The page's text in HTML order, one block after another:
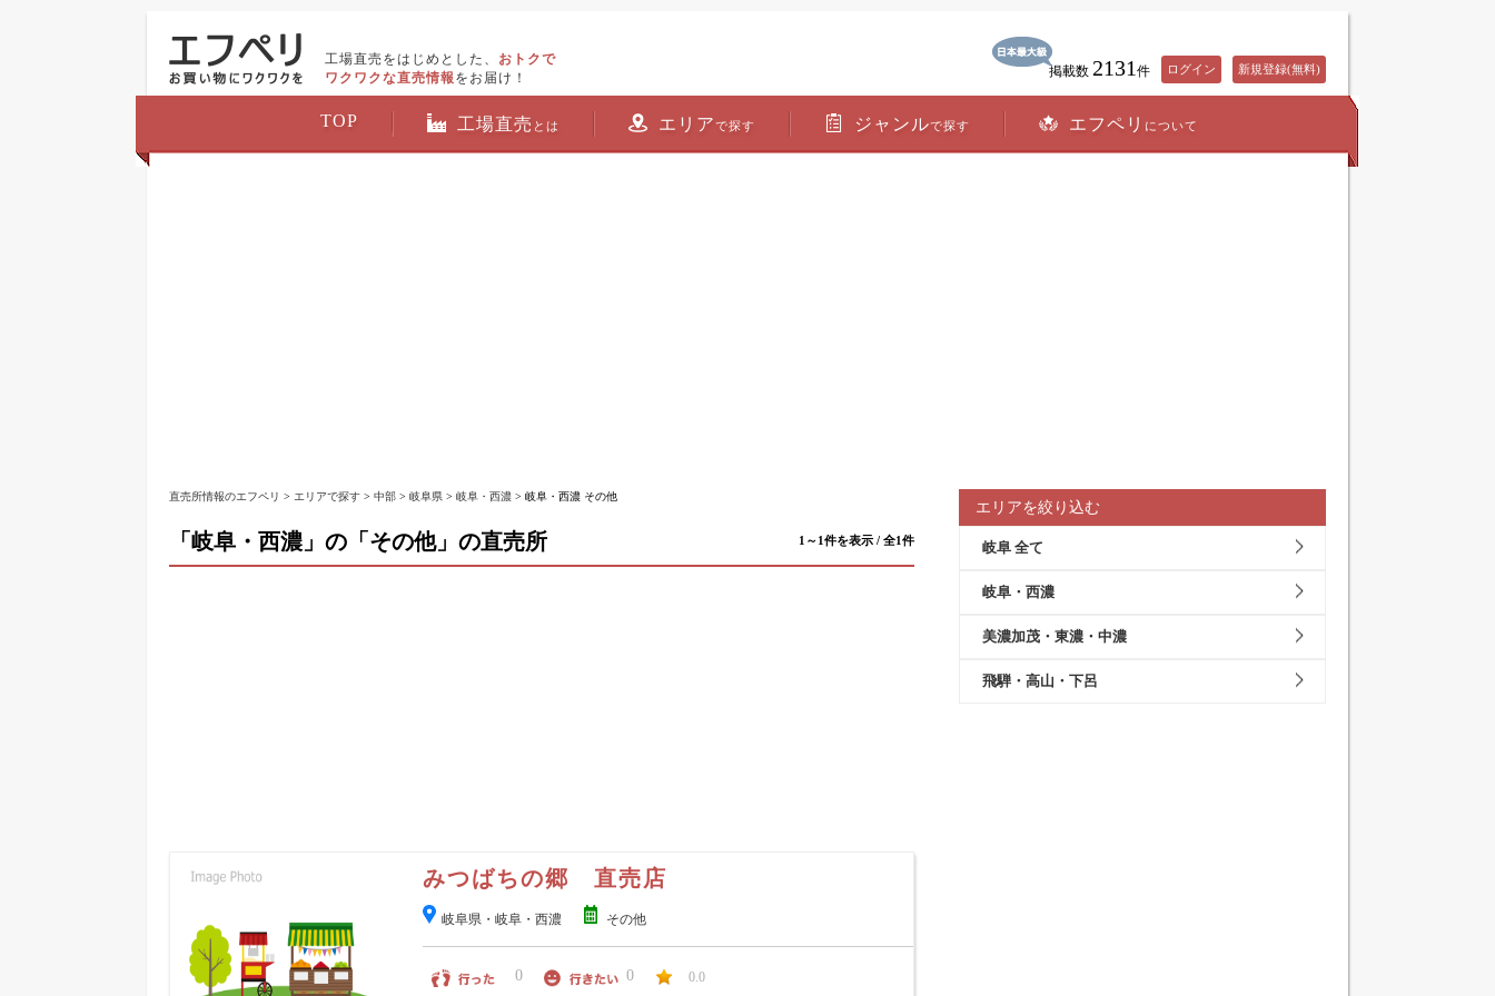
工場直売をはじめとした、 おトクで
ワクワクな直売情報 をお届け！ 掲載数 2131 件 ログイン 新規登録(無料)
TOP 工場直売 とは エリアで探す ジャンルで探す エフペリ について
直売所情報のエフペリ > エリアで探す > 中部 > 岐阜県 > 岐阜・西濃 > 岐阜・西濃 その他
「岐阜・西濃」の「その他」の直売所 1～1件を表示 / 全1件
みつばちの郷 直売店
岐阜県・岐阜・西濃 その他
0 0 0.0
エリアを絞り込む
岐阜 全て
岐阜・西濃
美濃加茂・東濃・中濃
飛騨・高山・下呂